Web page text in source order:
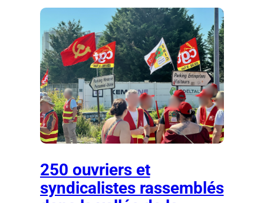
250 ouvriers et
syndicalistes rassemblés